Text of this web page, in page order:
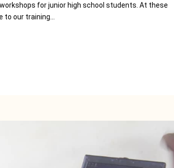
for junior high school students. At these
our training...